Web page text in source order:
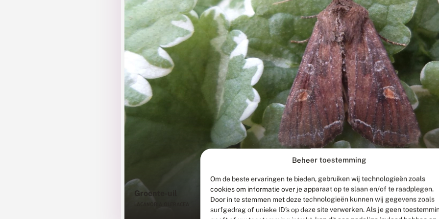
Beheer toestemming
Om de beste ervaringen te bieden, gebruiken wij technologieën zoals
cookies om informatie over je apparaat op te slaan en/of te raadplegen.
Door in te stemmen met deze technologieën kunnen wij gegevens zoals
surfgedrag of unieke ID's op deze site verwerken. Als je geen
Groente-uil